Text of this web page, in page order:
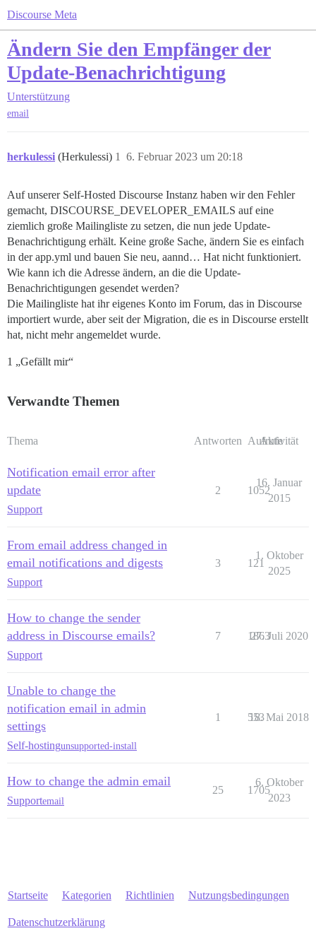
Discourse Meta
Ändern Sie den Empfänger der
Update-Benachrichtigung
Unterstützung
email
herkulessi (Herkulessi) 6. Februar 2023 um 20:18
1
Auf unserer Self-Hosted Discourse Instanz haben wir den Fehler
gemacht, DISCOURSE_DEVELOPER_EMAILS auf eine
ziemlich große Mailingliste zu setzen, die nun jede Update-
Benachrichtigung erhält. Keine große Sache, ändern Sie es einfach
in der app.yml und bauen Sie neu, aannd… Hat nicht funktioniert.
Wie kann ich die Adresse ändern, an die die Update-
Benachrichtigungen gesendet werden?
Die Mailingliste hat ihr eigenes Konto im Forum, das in Discourse
importiert wurde, aber seit der Migration, die es in Discourse erstellt
hat, nicht mehr angemeldet wurde.
1 „Gefällt mir“
Verwandte Themen
Thema Antworten Aufrufe
Aktivität
Notification email error after
update
Support
2 1052
16. Januar
2015
From email address changed in
email notifications and digests
Support
3 121
1. Oktober
2025
How to change the sender
address in Discourse emails?
Support
7 1863
27. Juli 2020
Unable to change the
notification email in admin
settings
Self-hostingunsupported-install
1 553
18. Mai 2018
How to change the admin email
Supportemail
25 1705
6. Oktober
2023
Startseite Kategorien Richtlinien Nutzungsbedingungen
Datenschutzerklärung